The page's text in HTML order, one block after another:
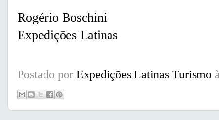
Rogério Boschini
Expedições Latinas
Postado por Expedições Latinas Turismo